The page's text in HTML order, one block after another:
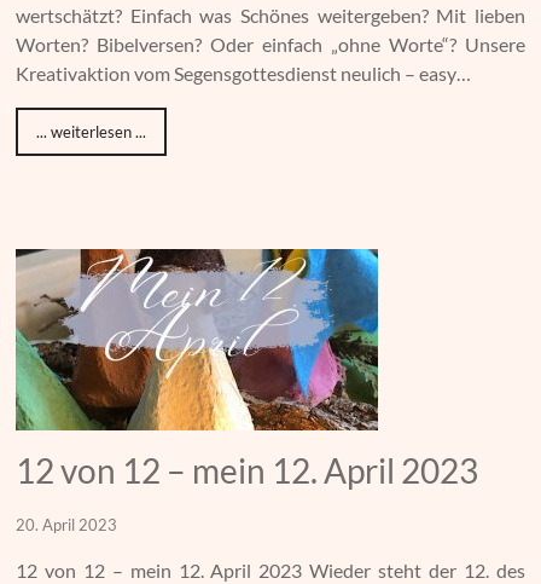
wertschätzt? Einfach was Schönes weitergeben? Mit lieben
Worten? Bibelversen? Oder einfach „ohne Worte“? Unsere
Kreativaktion vom Segensgottesdienst neulich – easy…
... weiterlesen ...
12 von 12 – mein 12. April 2023
20. April 2023
12 von 12 – mein 12. April 2023 Wieder steht der 12. des